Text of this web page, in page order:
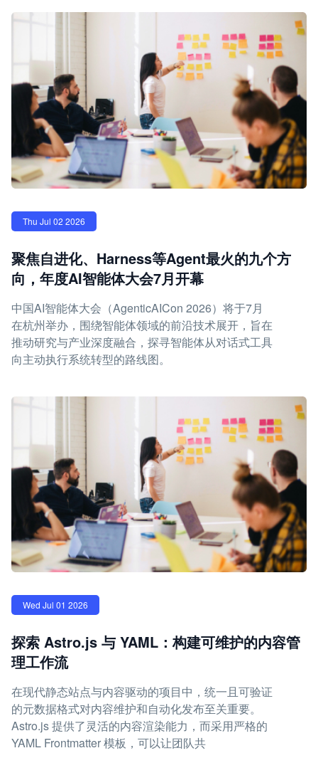
Thu Jul 02 2026
聚焦自进化、Harness等Agent最火的九个方
向，年度AI智能体大会7月开幕
中国AI智能体大会（AgenticAICon 2026）将于7月
在杭州举办，围绕智能体领域的前沿技术展开，旨在
推动研究与产业深度融合，探寻智能体从对话式工具
向主动执行系统转型的路线图。
Wed Jul 01 2026
探索 Astro.js 与 YAML：构建可维护的内容管
理工作流
在现代静态站点与内容驱动的项目中，统一且可验证
的元数据格式对内容维护和自动化发布至关重要。
Astro.js 提供了灵活的内容渲染能力，而采用严格的
YAML Frontmatter 模板，可以让团队共